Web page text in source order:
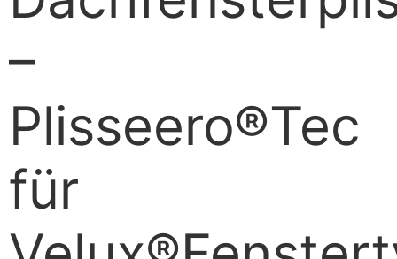
–
Plisseero®Tec
für